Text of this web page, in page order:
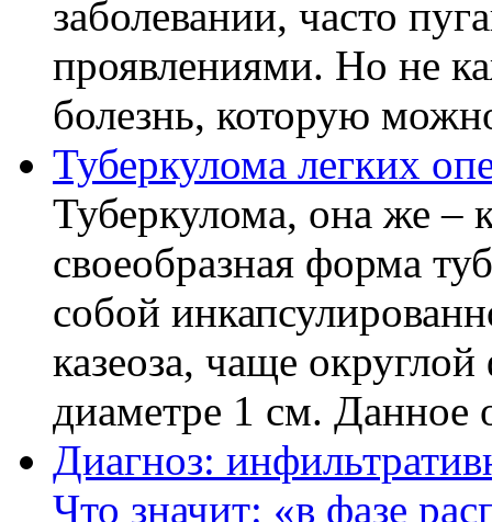
заболевании, часто
проявлениями. Но не
болезнь, которую
Туберкулома легких
Туберкулома, она же –
своеобразная форма
собой
казеоза, чаще
диаметре 1 см. Данное
Диагноз:
Что значит: «в фазе